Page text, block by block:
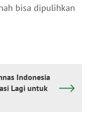
bisa dipulihkan
Indonesia
Lagi untuk